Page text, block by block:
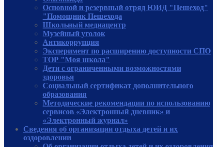
Основной и резервный отряд ЮИД "Пешеход"
"Помощник Пешехода
Школьный медиацентр
Музейный уголок
Антикоррупция
Эксперимент по расширению доступности СПО
ТОР "Моя школа"
Дети с ограниченными возможностями
здоровья
Социальный сертификат дополнительного
образования
Методические рекомендации по использованию
сервисов «Электронный дневник» и
«Электронный журнал»
Сведения об организации отдыха детей и их
оздоровлении